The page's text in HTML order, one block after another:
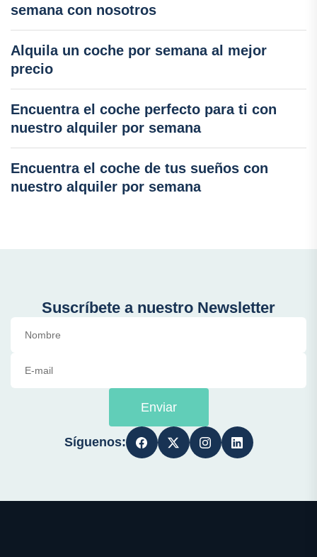
semana con nosotros
Alquila un coche por semana al mejor
precio
Encuentra el coche perfecto para ti con
nuestro alquiler por semana
Encuentra el coche de tus sueños con
nuestro alquiler por semana
Suscríbete a nuestro Newsletter
Enviar
Síguenos: